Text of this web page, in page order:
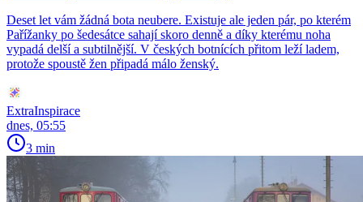
Deset let vám žádná bota neubere. Existuje ale jeden pár, po kterém
Pařížanky po šedesátce sahají skoro denně a díky kterému noha
vypadá delší a subtilnější. V českých botnících přitom leží ladem,
protože spoustě žen připadá málo ženský.
ExtraInspirace
dnes, 05:55
3 min